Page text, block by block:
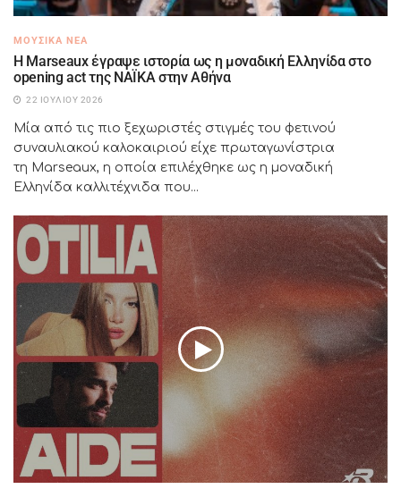
ΜΟΥΣΙΚΆ ΝΈΑ
H Marseaux έγραψε ιστορία ως η μοναδική Ελληνίδα στο
opening act της NAÏKA στην Αθήνα
22 ΙΟΥΛΊΟΥ 2026
Μία από τις πιο ξεχωριστές στιγμές του φετινού
συναυλιακού καλοκαιριού είχε πρωταγωνίστρια
τη Marseaux, η οποία επιλέχθηκε ως η μοναδική
Ελληνίδα καλλιτέχνιδα που...